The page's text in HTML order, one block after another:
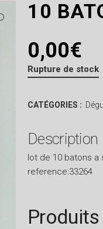
10
0,00€
Rupture de stock
CATÉGORIES :
Description
lot de 10 batons a
reference:33264